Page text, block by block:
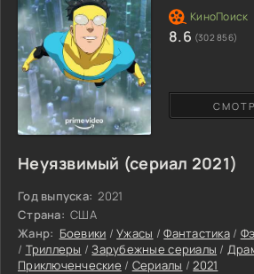
Неуязвимый (сериал 2021)
Год выпуска: 2021
Страна: США
Жанр: Боевики /Ужасы /Фантастика/
/ Триллеры /Зарубежные сериалы /
Приключенческие / Сериалы /2021
8.6 (302 856)